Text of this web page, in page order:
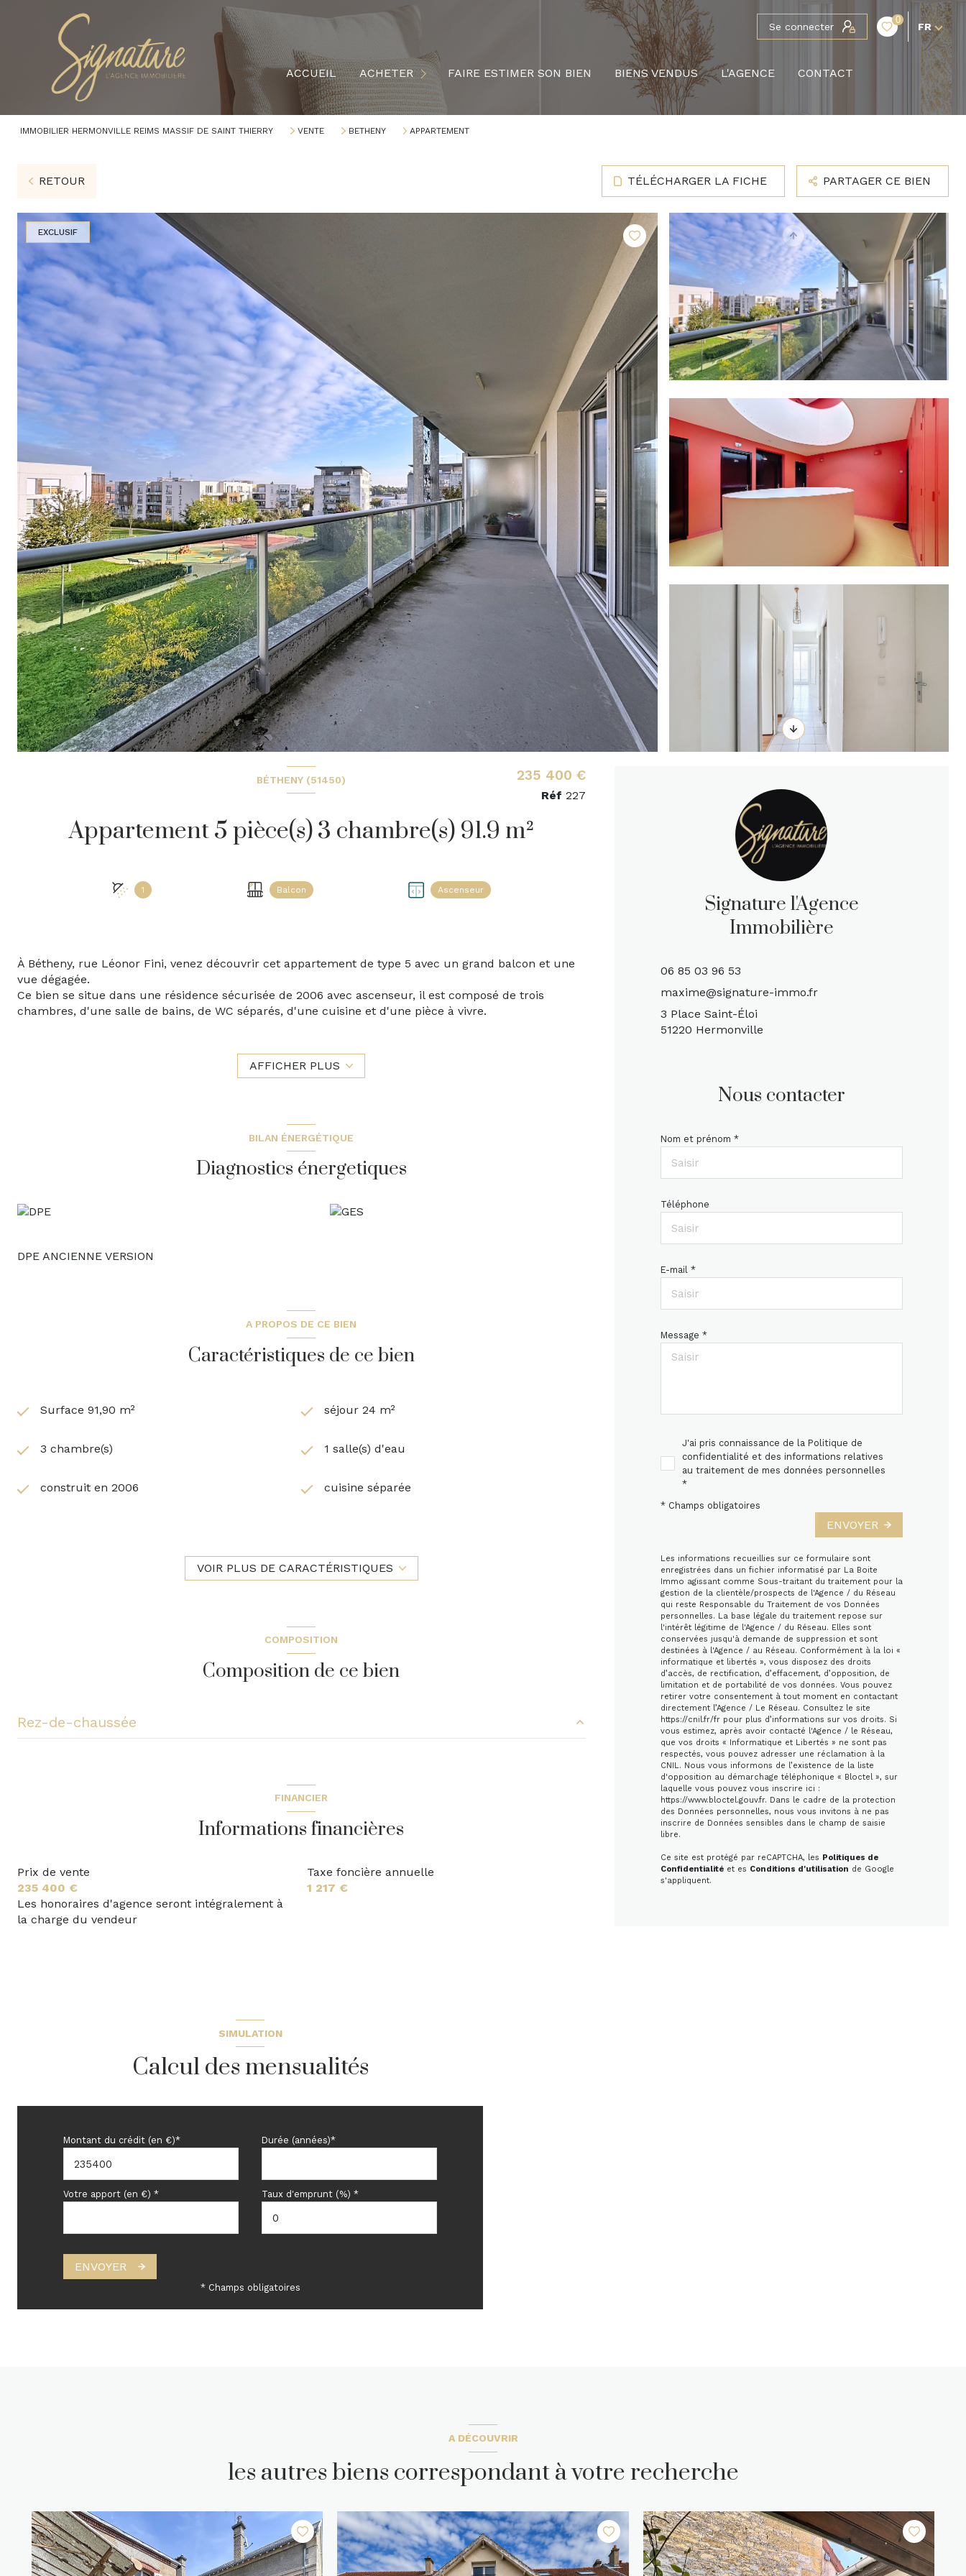
Se connecter
0
FR
ACCUEIL ACHETER
APPARTEMENTS
TERRAINS
LOCAUX PROFESSIONNELS
FAIRE ESTIMER SON BIEN BIENS VENDUS L'AGENCE CONTACT
IMMOBILIER HERMONVILLE REIMS MASSIF DE SAINT THIERRY VENTE BETHENY APPARTEMENT
RETOUR TÉLÉCHARGER LA FICHE PARTAGER CE BIEN
EXCLUSIF
BÉTHENY (51450)
Appartement 5 pièce(s) 3 chambre(s) 91.9 m²
1 Balcon Ascenseur
235 400 €
Réf 227
À Bétheny, rue Léonor Fini, venez découvrir cet appartement de type 5 avec un grand balcon et une
vue dégagée.
Ce bien se situe dans une résidence sécurisée de 2006 avec ascenseur, il est composé de trois
chambres, d'une salle de bains, de WC séparés, d'une cuisine et d'une pièce à vivre.
Les informations sur les risques auxquels ce bien est exposé sont disponibles sur le site Géorisques :
AFFICHER PLUS
BILAN ÉNERGÉTIQUE
Diagnostics énergetiques
DPE ANCIENNE VERSION
A PROPOS DE CE BIEN
Caractéristiques de ce bien
Surface 91,90 m² séjour 24 m²
3 chambre(s) 1 salle(s) d'eau
construit en 2006 cuisine séparée
4 étage(s)
interphone
VOIR PLUS DE CARACTÉRISTIQUES
COMPOSITION
Composition de ce bien
Rez-de-chaussée
salon/sejour
chambre
chambre
FINANCIER
Informations financières
Prix de vente
235 400 €
Les honoraires d'agence seront intégralement à
la charge du vendeur
Taxe foncière annuelle
1 217 €
Signature l'Agence
Immobilière
06 85 03 96 53
maxime@signature-immo.fr
3 Place Saint-Éloi
51220 Hermonville
Nous contacter
Nom et prénom *
Téléphone
E-mail *
Message *
J'ai pris connaissance de la Politique de
confidentialité et des informations relatives
au traitement de mes données personnelles
*
* Champs obligatoires
ENVOYER
Les informations recueillies sur ce formulaire sont
enregistrées dans un fichier informatisé par La Boite
Immo agissant comme Sous-traitant du traitement pour la
gestion de la clientèle/prospects de l'Agence / du Réseau
qui reste Responsable du Traitement de vos Données
personnelles. La base légale du traitement repose sur
l'intérêt légitime de l'Agence / du Réseau. Elles sont
conservées jusqu'à demande de suppression et sont
destinées à l'Agence / au Réseau. Conformément à la loi «
informatique et libertés », vous disposez des droits
d’accès, de rectification, d’effacement, d’opposition, de
limitation et de portabilité de vos données. Vous pouvez
retirer votre consentement à tout moment en contactant
directement l’Agence / Le Réseau. Consultez le site
https://cnil.fr/frpour plus d’informations sur vos droits. Si
vous estimez, après avoir contacté l'Agence / le Réseau,
que vos droits « Informatique et Libertés » ne sont pas
respectés, vous pouvez adresser une réclamation à la
CNIL. Nous vous informons de l’existence de la liste
d'opposition au démarchage téléphonique « Bloctel », sur
laquelle vous pouvez vous inscrire ici :
https://www.bloctel.gouv.fr. Dans le cadre de la protection
des Données personnelles, nous vous invitons à ne pas
inscrire de Données sensibles dans le champ de saisie
libre.
Ce site est protégé par reCAPTCHA, les
Politiques de
Confidentialitéet es Conditions d'utilisation de Google
s'appliquent.
SIMULATION
Calcul des mensualités
Montant du crédit (en €)* Durée (années)*
Votre apport (en €) * Taux d'emprunt (%) *
ENVOYER
* Champs obligatoires
A DÉCOUVRIR
les autres biens correspondant à votre recherche